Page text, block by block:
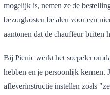
mogelijk is, nemen ze de
bezorgkosten betalen voor een
aantonen dat de chauffeur buiten
Bij Picnic werkt het soepeler
hebben en je persoonlijk kennen.
afleverinstructie instellen zoals